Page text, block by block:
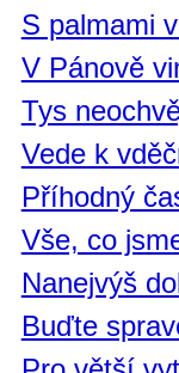
S palmami
V Pánově
Tys
Vede k
Příhodný
Vše, co
Nanejvýš
Buďte